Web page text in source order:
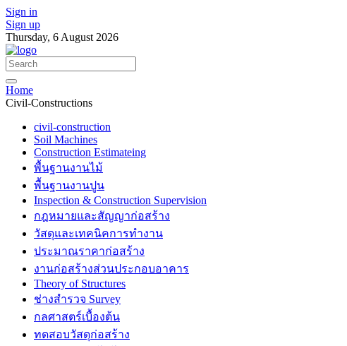
Sign in
Sign up
Thursday, 6 August 2026
Home
Civil-Constructions
civil-construction
Soil Machines
Construction Estimateing
พื้นฐานงานไม้
พื้นฐานงานปูน
Inspection & Construction Supervision
กฎหมายและสัญญาก่อสร้าง
วัสดุและเทคนิคการทำงาน
ประมาณราคาก่อสร้าง
งานก่อสร้างส่วนประกอบอาคาร
Theory of Structures
ช่างสำรวจ Survey
กลศาสตร์เบื้องต้น
ทดสอบวัสดุก่อสร้าง